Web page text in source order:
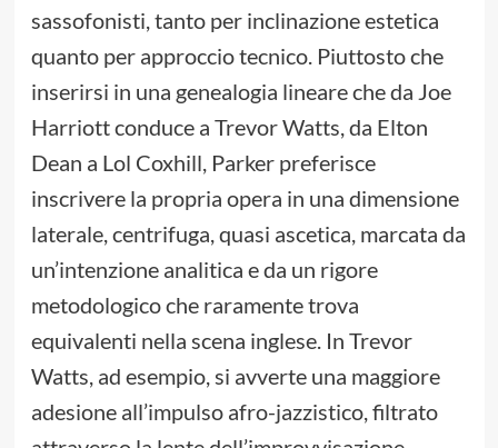
sassofonisti, tanto per inclinazione estetica
quanto per approccio tecnico. Piuttosto che
inserirsi in una genealogia lineare che da Joe
Harriott conduce a Trevor Watts, da Elton
Dean a Lol Coxhill, Parker preferisce
inscrivere la propria opera in una dimensione
laterale, centrifuga, quasi ascetica, marcata da
un’intenzione analitica e da un rigore
metodologico che raramente trova
equivalenti nella scena inglese. In Trevor
Watts, ad esempio, si avverte una maggiore
adesione all’impulso afro-jazzistico, filtrato